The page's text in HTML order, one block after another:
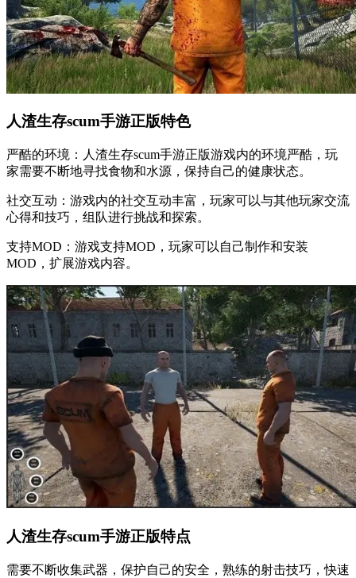
人渣生存scum手游正版特色
严酷的环境：人渣生存scum手游正版游戏内的环境严酷，玩
家需要不断地寻找食物和水源，保持自己的健康状态。
社交互动：游戏内的社交互动丰富，玩家可以与其他玩家交流
心得和技巧，组队进行挑战和探索。
支持MOD：游戏支持MOD，玩家可以自己制作和安装
MOD，扩展游戏内容。
人渣生存scum手游正版特点
需要不断收集武器，保护自己的安全，熟练的射击技巧，快速